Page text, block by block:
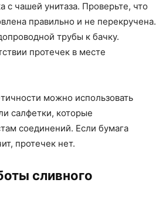
с чашей унитаза. Проверьте, что
правильно и не перекручена.
трубы к бачку.
протечек в месте
можно использовать
салфетки, которые
соединений. Если бумага
протечек нет.
сливного